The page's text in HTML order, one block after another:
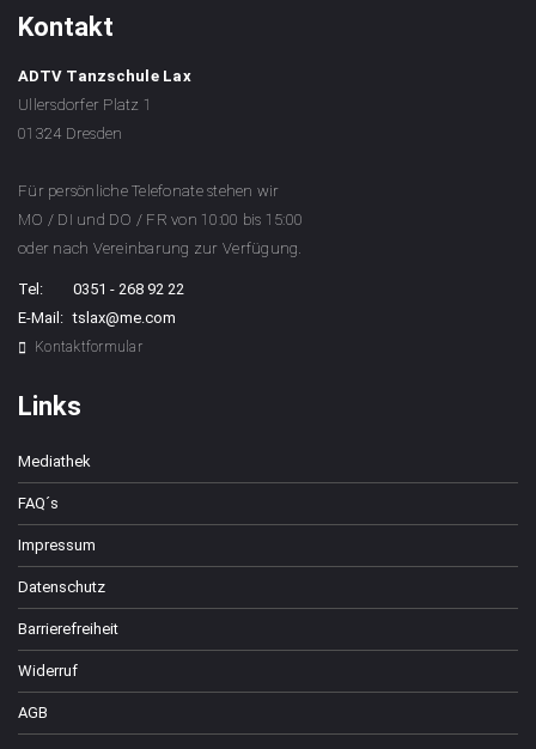
Kontakt
ADTV Tanzschule Lax
Ullersdorfer Platz 1
01324 Dresden
Für persönliche Telefonate stehen wir
MO / DI und DO / FR von 10:00 bis 15:00
oder nach Vereinbarung zur Verfügung.
Tel:
0351 - 268 92 22
E-Mail: tslax@me.com
Kontaktformular
Links
Mediathek
FAQ´s
Impressum
Datenschutz
Barrierefreiheit
Widerruf
AGB